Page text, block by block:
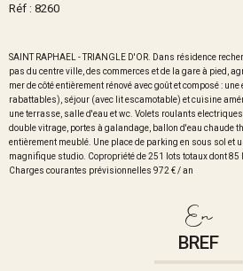
Réf : 8260
SAINT RAPHAEL - TRIANGLE D'OR. Dans résidence
pas du centre ville, des commerces et de la gare à pied,
mer de côté entièrement rénové avec goût et composé :
rabattables), séjour (avec lit escamotable) et cuisine
une terrasse, salle d'eau et wc. Volets roulants
double vitrage, portes à galandage, ballon d'eau chaude
entièrement meublé. Une place de parking en sous sol et
magnifique studio. Copropriété de 251 lots totaux dont
Charges courantes prévisionnelles 972 € / an
En
BREF